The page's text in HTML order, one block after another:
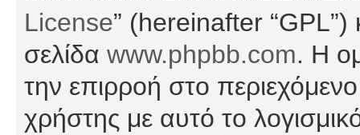
License” (hereinafter “GPL”)
σελίδα www.phpbb.com. Η
την επιρροή στο
χρήστης με αυτό το